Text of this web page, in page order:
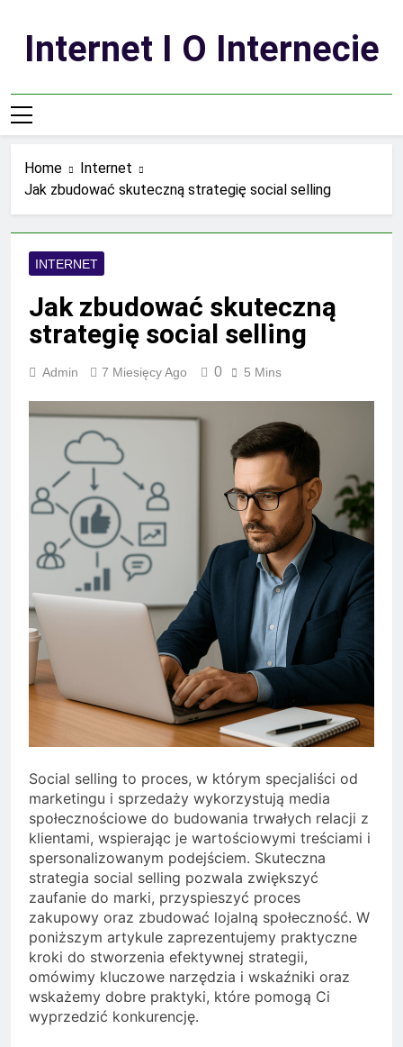
contentInternet I O Internecie
Home
Internet
Jak zbudować skuteczną strategię social selling
INTERNET
Jak zbudować skuteczną
strategię social selling
Admin 7 Miesięcy Ago 0 5 Mins
Social selling to proces, w którym specjaliści od
marketingu i sprzedaży wykorzystują media
społecznościowe do budowania trwałych relacji z
klientami, wspierając je wartościowymi treściami i
spersonalizowanym podejściem. Skuteczna
strategia social selling pozwala zwiększyć
zaufanie do marki, przyspieszyć proces
zakupowy oraz zbudować lojalną społeczność. W
poniższym artykule zaprezentujemy praktyczne
kroki do stworzenia efektywnej strategii,
omówimy kluczowe narzędzia i wskaźniki oraz
wskażemy dobre praktyki, które pomogą Ci
wyprzedzić konkurencję.